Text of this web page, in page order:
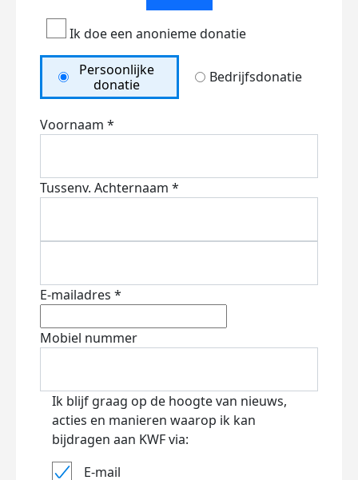
Ik doe een anonieme donatie
Persoonlijke
donatie
Bedrijfsdonatie
Voornaam *
Tussenv. Achternaam *
E-mailadres *
Mobiel nummer
Ik blijf graag op de hoogte van nieuws,
acties en manieren waarop ik kan
bijdragen aan KWF via:
E-mail